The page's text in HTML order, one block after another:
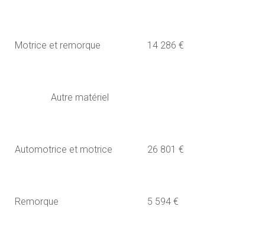
Motrice et remorque 14 286 €
Autre matériel
Automotrice et motrice 26 801 €
Remorque 5 594 €